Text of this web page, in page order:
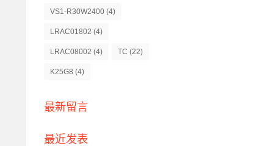
VS1-R30W2400 (4)
LRAC01802 (4)
LRAC08002 (4) TC (22)
K25G8 (4)
最新留言
最近发表